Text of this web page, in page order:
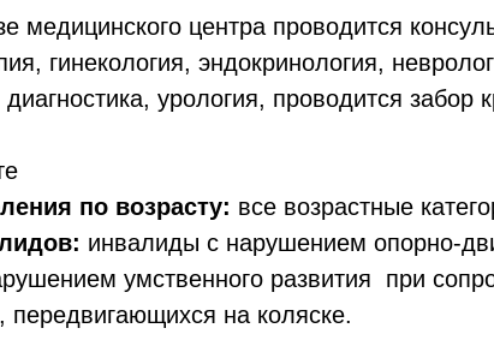
медицинского центра проводится
гинекология, эндокринология,
урология, проводится забор
по возрасту: все возрастные
инвалиды с нарушением опорно-
умственного развития при
передвигающихся на коляске.